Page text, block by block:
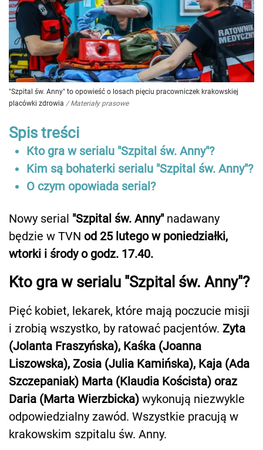
"Szpital św. Anny" to opowieść o losach pięciu pracowniczek krakowskiej
placówki zdrowia / Materiały prasowe
Spis treści
Kto gra w serialu "Szpital św. Anny"?
Kim są bohaterki serialu "Szpital św. Anny"?
O czym opowiada serial?
Nowy serial "Szpital św. Anny" nadawany
będzie w TVN od 25 lutego w poniedziałki,
wtorki i środy o godz. 17.40.
Kto gra w serialu "Szpital św. Anny"?
Pięć kobiet, lekarek, które mają poczucie misji
i zrobią wszystko, by ratować pacjentów. Zyta
(Jolanta Fraszyńska), Kaśka (Joanna
Liszowska), Zosia (Julia Kamińska), Kaja (Ada
Szczepaniak) Marta (Klaudia Koścista) oraz
Daria (Marta Wierzbicka) wykonują niezwykle
odpowiedzialny zawód. Wszystkie pracują w
krakowskim szpitalu św. Anny.